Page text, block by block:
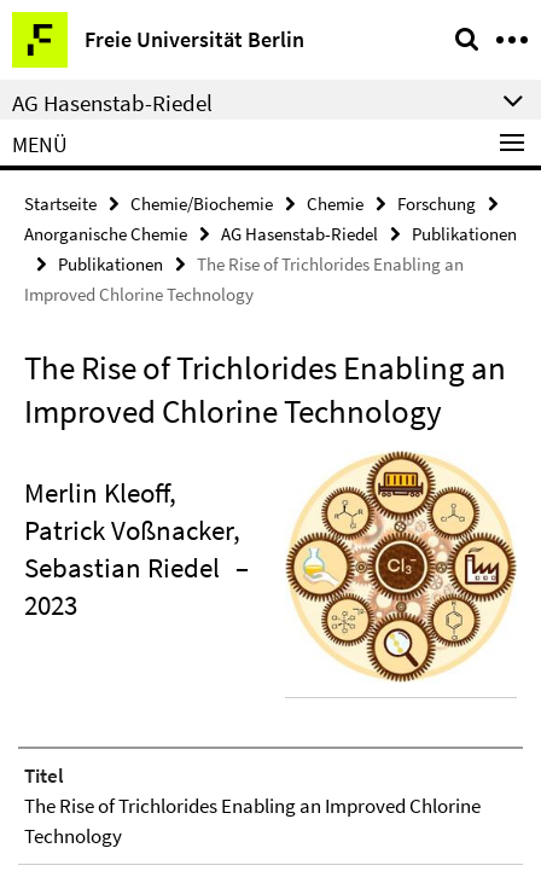
Springe
direkt
zu
Inhalt
Freie Universität Berlin
Service-
Navigation
AG Hasenstab-Riedel
MENÜ
Startseite Chemie/Biochemie Chemie
Forschung
Anorganische Chemie
AG Hasenstab-Riedel
Publikationen
Publikationen
The Rise of Trichlorides Enabling an
Improved Chlorine Technology
The Rise of Trichlorides Enabling an
Improved Chlorine Technology
Merlin Kleoff,
Patrick Voßnacker,
Sebastian Riedel –
2023
Titel
The Rise of Trichlorides Enabling an Improved Chlorine
Technology